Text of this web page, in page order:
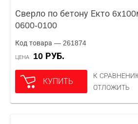
Сверло по бетону Екто
0600-0100
Код товара — 261874
ЦЕНА 10 РУБ.
КУПИТЬ
К
ОТЛОЖИТЬ